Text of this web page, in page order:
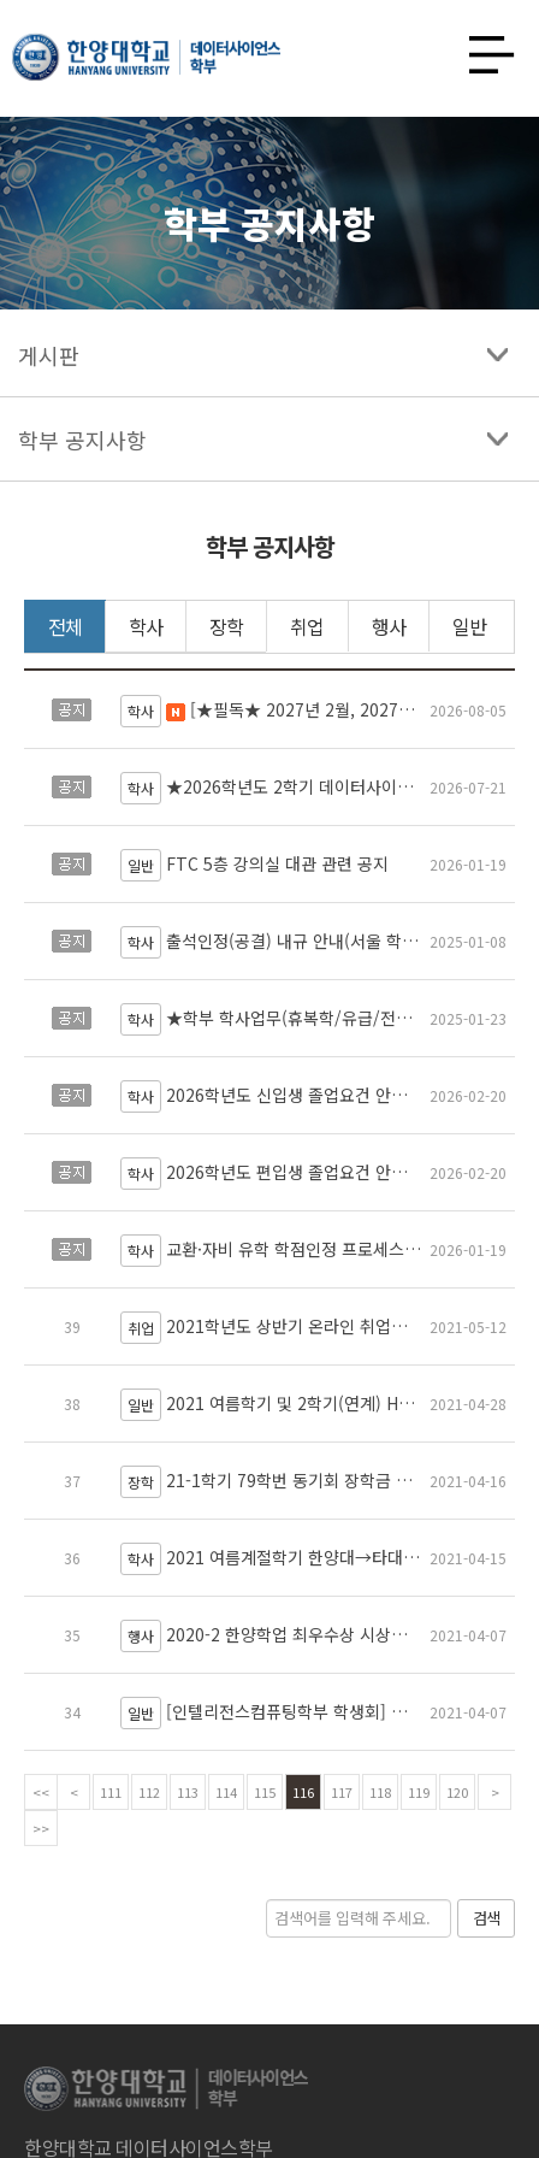
한양대학교
데이터사이언스학과
열기
학부 공지사항
게시판
학부 공지사항
학부 공지사항
전체 학사 장학 취업 행사 일반
공지 학사 새 글[★필독★ 2027년 2월, 2027년 8월 졸업예정자 대상 졸업프로젝트 필수사항] <인공지능프로젝트2> 교과목 수강신청 및 주요일정 안내 [★Must Read★ Graduation Project Requirements for Students Expected to Graduating in Feb 2026,Aug 2027]<Artificial Intelligence Project2> Guiding of the registration and schedule 2026-08-05
공지 학사 ★2026학년도 2학기 데이터사이언스학부 수강신청 안내★Course Registration Guide for the Fall 2026 Semester – School of Data Science★ 2026-07-21
공지 일반 FTC 5층 강의실 대관 관련 공지 2026-01-19
공지 학사 출석인정(공결) 내규 안내(서울 학부) Guidelines for Excused Absence (Undergraduate, Seoul Campus) 2025-01-08
공지 학사 ★학부 학사업무(휴복학/유급/전과/다중부복수마이크로전공/재입학/자퇴/제적/조기졸업/졸업사정) 담당부서 안내★ Notice on Changes to the Responsible Office for Undergraduate Academic Affairs 2025-01-23
공지 학사 2026학년도 신입생 졸업요건 안내 Graduation Requirements for First Year Students in Academic Year 2026 2026-02-20
공지 학사 2026학년도 편입생 졸업요건 안내 (선수강 과목 면제 신청 방법 포함) Graduation Requirements for Transfer Students in Academic Year 2026 2026-02-20
공지 학사 교환·자비 유학 학점인정 프로세스 안내 (2025.01.15~) 2026-01-19
39 취업 2021학년도 상반기 온라인 취업특강 시리즈 2021-05-12
38 일반 2021 여름학기 및 2학기(연계) HY-WEP 현장실습 운영 안내 2021-04-28
37 장학 21-1학기 79학번 동기회 장학금 추천안내 2021-04-16
36 학사 2021 여름계절학기 한양대→타대학 학점교류 안내(OUT) 2021-04-15
35 행사 2020-2 한양학업 최우수상 시상식 개최 안내(인텔리전스컴퓨팅학부) 2021-04-07
34 일반 [인텔리전스컴퓨팅학부 학생회] 회칙개정 발의공고 2021-04-07
<< < 111 112 113 114 115 116 117 118 119 120
>
>>
검색
한양대학교 데이터사이언스학부